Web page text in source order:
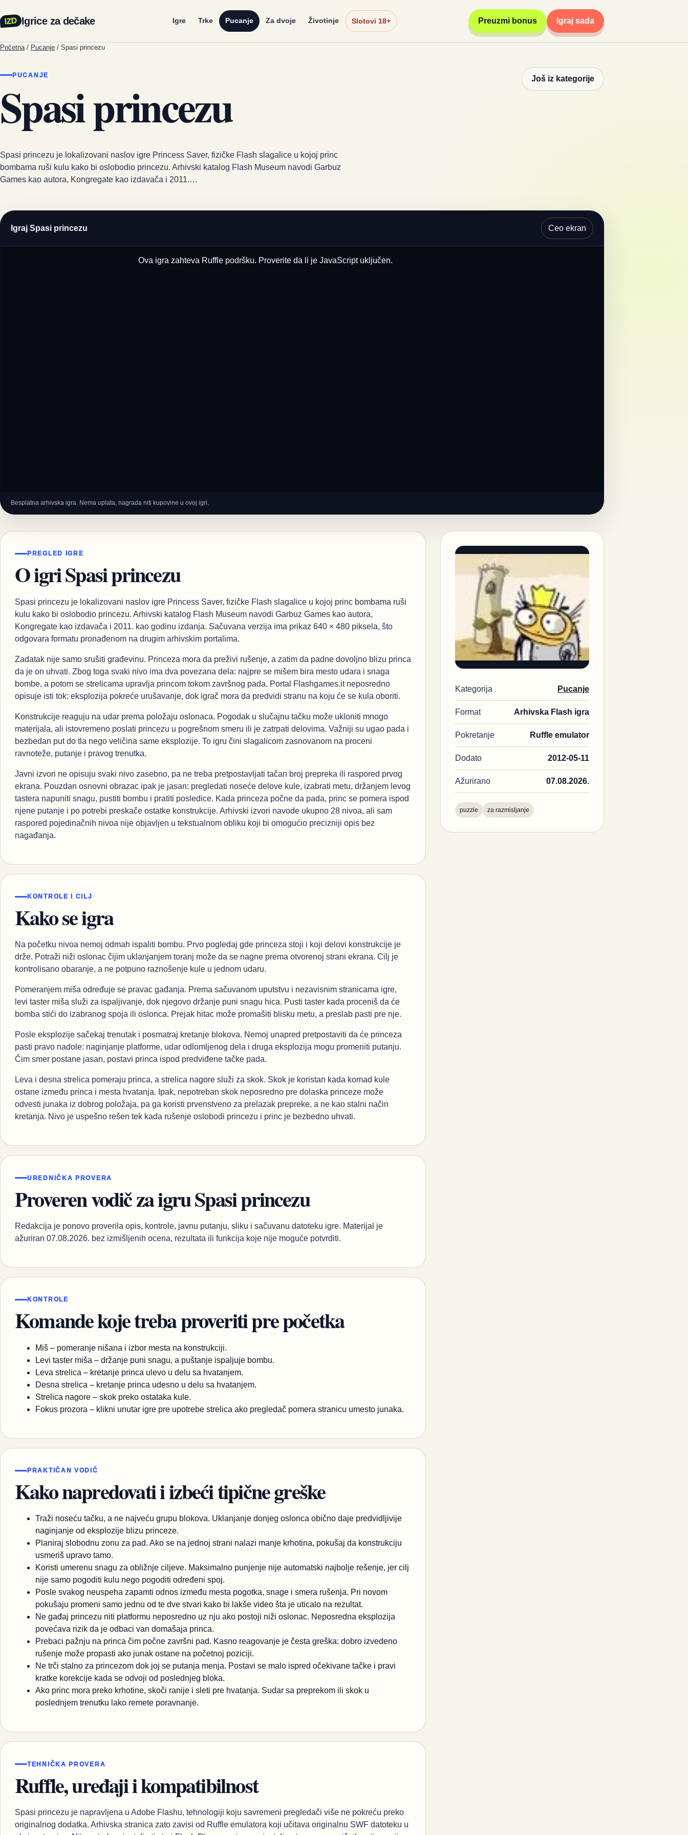
IZD Igrice za dečake Igre Trke Pucanje Za dvoje Životinje Slotovi 18+ Preuzmi bonus Igraj sada
Početna / Pucanje / Spasi princezu
PUCANJE
Spasi princezu
Spasi princezu je lokalizovani naslov igre Princess Saver, fizičke Flash slagalice u kojoj princ
bombama ruši kulu kako bi oslobodio princezu. Arhivski katalog Flash Museum navodi Garbuz
Games kao autora, Kongregate kao izdavača i 2011.…
Još iz kategorije
Igraj Spasi princezu Ceo ekran
Ova igra zahteva Ruffle podršku. Proverite da li je JavaScript uključen.
Besplatna arhivska igra. Nema uplata, nagrada niti kupovine u ovoj igri.
PREGLED IGRE
O igri Spasi princezu
Spasi princezu je lokalizovani naslov igre Princess Saver, fizičke Flash slagalice u kojoj princ bombama ruši
kulu kako bi oslobodio princezu. Arhivski katalog Flash Museum navodi Garbuz Games kao autora,
Kongregate kao izdavača i 2011. kao godinu izdanja. Sačuvana verzija ima prikaz 640 × 480 piksela, što
odgovara formatu pronađenom na drugim arhivskim portalima.
Zadatak nije samo srušiti građevinu. Princeza mora da preživi rušenje, a zatim da padne dovoljno blizu princa
da je on uhvati. Zbog toga svaki nivo ima dva povezana dela: najpre se mišem bira mesto udara i snaga
bombe, a potom se strelicama upravlja princom tokom završnog pada. Portal Flashgames.it neposredno
opisuje isti tok: eksplozija pokreće urušavanje, dok igrač mora da predvidi stranu na koju će se kula oboriti.
Konstrukcije reaguju na udar prema položaju oslonaca. Pogodak u slučajnu tačku može ukloniti mnogo
materijala, ali istovremeno poslati princezu u pogrešnom smeru ili je zatrpati delovima. Važniji su ugao pada i
bezbedan put do tla nego veličina same eksplozije. To igru čini slagalicom zasnovanom na proceni
ravnoteže, putanje i pravog trenutka.
Javni izvori ne opisuju svaki nivo zasebno, pa ne treba pretpostavljati tačan broj prepreka ili raspored prvog
ekrana. Pouzdan osnovni obrazac ipak je jasan: pregledati noseće delove kule, izabrati metu, držanjem levog
tastera napuniti snagu, pustiti bombu i pratiti posledice. Kada princeza počne da pada, princ se pomera ispod
njene putanje i po potrebi preskače ostatke konstrukcije. Arhivski izvori navode ukupno 28 nivoa, ali sam
raspored pojedinačnih nivoa nije objavljen u tekstualnom obliku koji bi omogućio precizniji opis bez
nagađanja.
KONTROLE I CILJ
Kako se igra
Na početku nivoa nemoj odmah ispaliti bombu. Prvo pogledaj gde princeza stoji i koji delovi konstrukcije je
drže. Potraži niži oslonac čijim uklanjanjem toranj može da se nagne prema otvorenoj strani ekrana. Cilj je
kontrolisano obaranje, a ne potpuno raznošenje kule u jednom udaru.
Pomeranjem miša određuje se pravac gađanja. Prema sačuvanom uputstvu i nezavisnim stranicama igre,
levi taster miša služi za ispaljivanje, dok njegovo držanje puni snagu hica. Pusti taster kada proceniš da će
bomba stići do izabranog spoja ili oslonca. Prejak hitac može promašiti blisku metu, a preslab pasti pre nje.
Posle eksplozije sačekaj trenutak i posmatraj kretanje blokova. Nemoj unapred pretpostaviti da će princeza
pasti pravo nadole: naginjanje platforme, udar odlomljenog dela i druga eksplozija mogu promeniti putanju.
Čim smer postane jasan, postavi princa ispod predviđene tačke pada.
Leva i desna strelica pomeraju princa, a strelica nagore služi za skok. Skok je koristan kada komad kule
ostane između princa i mesta hvatanja. Ipak, nepotreban skok neposredno pre dolaska princeze može
odvesti junaka iz dobrog položaja, pa ga koristi prvenstveno za prelazak prepreke, a ne kao stalni način
kretanja. Nivo je uspešno rešen tek kada rušenje oslobodi princezu i princ je bezbedno uhvati.
UREDNIČKA PROVERA
Proveren vodič za igru Spasi princezu
Redakcija je ponovo proverila opis, kontrole, javnu putanju, sliku i sačuvanu datoteku igre. Materijal je
ažuriran 07.08.2026. bez izmišljenih ocena, rezultata ili funkcija koje nije moguće potvrditi.
KONTROLE
Komande koje treba proveriti pre početka
Miš – pomeranje nišana i izbor mesta na konstrukciji.
Levi taster miša – držanje puni snagu, a puštanje ispaljuje bombu.
Leva strelica – kretanje princa ulevo u delu sa hvatanjem.
Desna strelica – kretanje princa udesno u delu sa hvatanjem.
Strelica nagore – skok preko ostataka kule.
Fokus prozora – klikni unutar igre pre upotrebe strelica ako pregledač pomera stranicu umesto junaka.
PRAKTIČAN VODIČ
Kako napredovati i izbeći tipične greške
Traži noseću tačku, a ne najveću grupu blokova. Uklanjanje donjeg oslonca obično daje predvidljivije
naginjanje od eksplozije blizu princeze.
Planiraj slobodnu zonu za pad. Ako se na jednoj strani nalazi manje krhotina, pokušaj da konstrukciju
usmeriš upravo tamo.
Koristi umerenu snagu za obližnje ciljeve. Maksimalno punjenje nije automatski najbolje rešenje, jer cilj
nije samo pogoditi kulu nego pogoditi određeni spoj.
Posle svakog neuspeha zapamti odnos između mesta pogotka, snage i smera rušenja. Pri novom
pokušaju promeni samo jednu od te dve stvari kako bi lakše video šta je uticalo na rezultat.
Ne gađaj princezu niti platformu neposredno uz nju ako postoji niži oslonac. Neposredna eksplozija
povećava rizik da je odbaci van domašaja princa.
Prebaci pažnju na princa čim počne završni pad. Kasno reagovanje je česta greška: dobro izvedeno
rušenje može propasti ako junak ostane na početnoj poziciji.
Ne trči stalno za princezom dok joj se putanja menja. Postavi se malo ispred očekivane tačke i pravi
kratke korekcije kada se odvoji od poslednjeg bloka.
Ako princ mora preko krhotine, skoči ranije i sleti pre hvatanja. Sudar sa preprekom ili skok u
poslednjem trenutku lako remete poravnanje.
TEHNIČKA PROVERA
Ruffle, uređaji i kompatibilnost
Spasi princezu je napravljena u Adobe Flashu, tehnologiji koju savremeni pregledači više ne pokreću preko
originalnog dodatka. Arhivska stranica zato zavisi od Ruffle emulatora koji učitava originalnu SWF datoteku u
Kategorija Pucanje
Format Arhivska Flash igra
Pokretanje Ruffle emulator
Dodato 2012-05-11
Ažurirano 07.08.2026.
puzzle za razmisljanje